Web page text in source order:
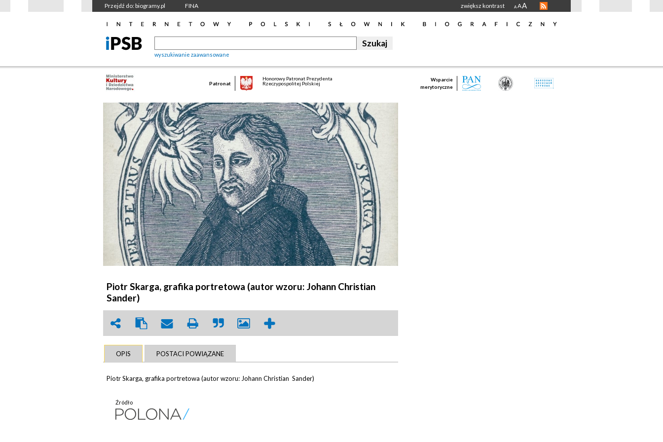
Przejdź do: biogramy.pl FINA zwiększ kontrast A AA
wyszukiwanie zaawansowane
Patronat
Honorowy Patronat Prezydenta
Rzeczypospolitej Polskiej
Wsparcie
merytoryczne
Piotr Skarga, grafika portretowa (autor wzoru: Johann Christian
Sander)
OPIS POSTACI POWIĄZANE
Piotr Skarga, grafika portretowa (autor wzoru: Johann Christian Sander)
Źródło